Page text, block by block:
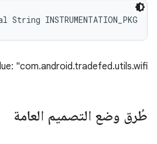
INSTRUMENTATION_PKG
"com.android.tradefed.utils.wifi"
طُرق وضع التصميم العامة